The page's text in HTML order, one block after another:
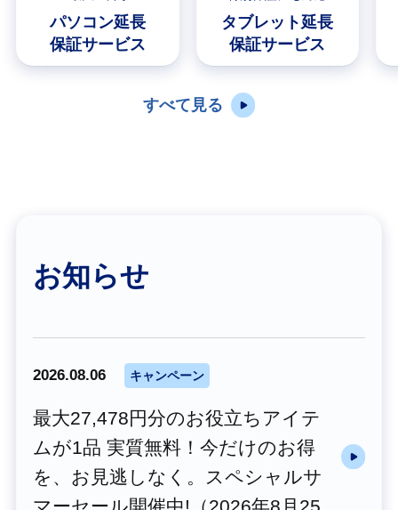
パソコン延長
保証サービス
タブレット延長
保証サービス
すべて見る
お知らせ
2026.08.06 キャンペーン
最大27,478円分のお役立ちアイテ
ムが1品 実質無料！今だけのお得
を、お見逃しなく。スペシャルサ